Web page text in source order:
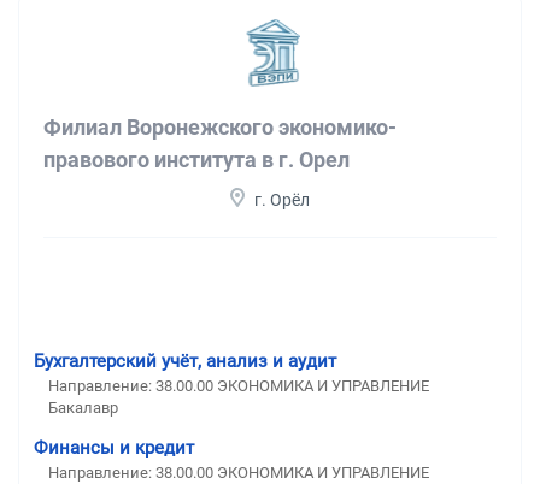
Филиал Воронежского экономико-
правового института в г. Орел
г. Орёл
Бухгалтерский учёт, анализ и аудит
Направление: 38.00.00 ЭКОНОМИКА И УПРАВЛЕНИЕ
Бакалавр
Финансы и кредит
Направление: 38.00.00 ЭКОНОМИКА И УПРАВЛЕНИЕ